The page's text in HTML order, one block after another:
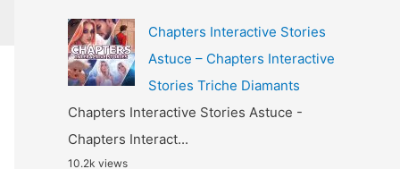
h
f
o
r
:
Chapters Interactive Stories
Astuce – Chapters Interactive
Stories Triche Diamants
Chapters Interactive Stories Astuce -
Chapters Interact...
10.2k views